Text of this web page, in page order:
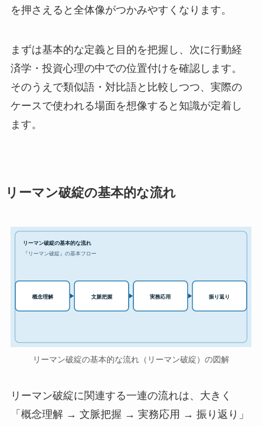
を押さえると全体像がつかみやすくなります。
まずは基本的な定義と目的を把握し、次に行動経
済学・投資心理の中での位置付けを確認します。
そのうえで類似語・対比語と比較しつつ、実際の
ケースで使われる場面を想像すると知識が定着し
ます。
リーマン破綻の基本的な流れ
リーマン破綻の基本的な流れ
『リーマン破綻』の基本フロー
概念理解 文脈把握 実務応用 振り返り
リーマン破綻の基本的な流れ（リーマン破綻）の図解
リーマン破綻に関連する一連の流れは、大きく
「概念理解 → 文脈把握 → 実務応用 → 振り返り」